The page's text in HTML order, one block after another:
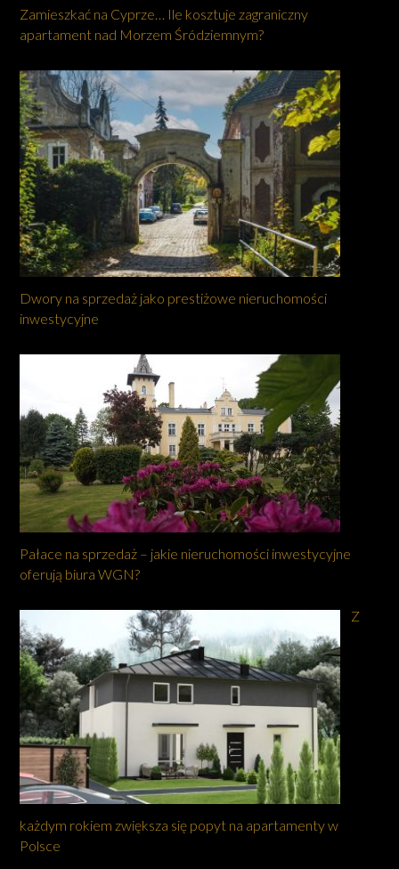
Zamieszkać na Cyprze… Ile kosztuje zagraniczny
apartament nad Morzem Śródziemnym?
Dwory na sprzedaż jako prestiżowe nieruchomości
inwestycyjne
Pałace na sprzedaż – jakie nieruchomości inwestycyjne
oferują biura WGN?
Z
każdym rokiem zwiększa się popyt na apartamenty w
Polsce